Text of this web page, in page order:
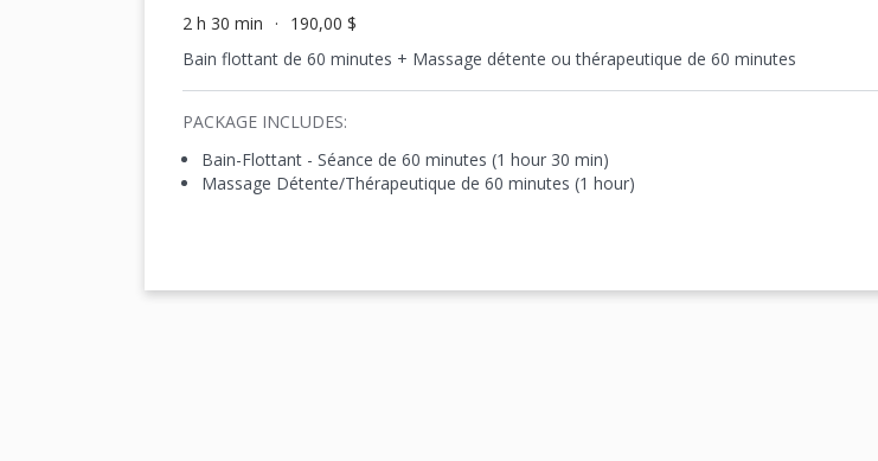
2 h 30 min
190,00 $
Bain flottant de 60 minutes + Massage détente ou thérapeutique de 60 minutes
PACKAGE INCLUDES:
Bain-Flottant - Séance de 60 minutes (1 hour 30 min)
Massage Détente/Thérapeutique de 60 minutes (1 hour)